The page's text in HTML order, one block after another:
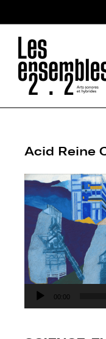
contenu
Acid Reine
audio
00:00